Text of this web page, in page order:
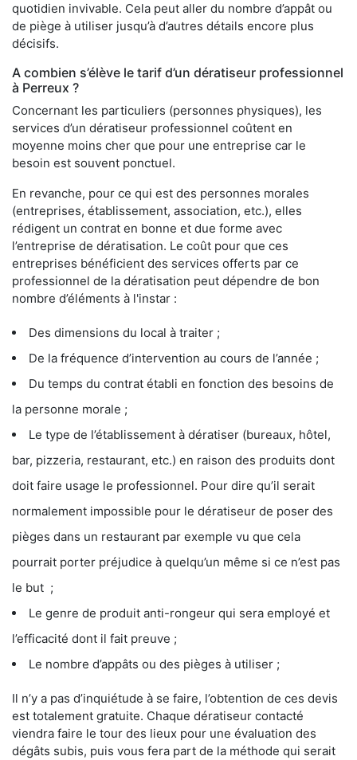
quotidien invivable. Cela peut aller du nombre d’appât ou
de piège à utiliser jusqu’à d’autres détails encore plus
décisifs.
A combien s’élève le tarif d’un dératiseur professionnel
à Perreux ?
Concernant les particuliers (personnes physiques), les
services d’un dératiseur professionnel coûtent en
moyenne moins cher que pour une entreprise car le
besoin est souvent ponctuel.
En revanche, pour ce qui est des personnes morales
(entreprises, établissement, association, etc.), elles
rédigent un contrat en bonne et due forme avec
l’entreprise de dératisation. Le coût pour que ces
entreprises bénéficient des services offerts par ce
professionnel de la dératisation peut dépendre de bon
nombre d’éléments à l'instar :
Des dimensions du local à traiter ;
De la fréquence d’intervention au cours de l’année ;
Du temps du contrat établi en fonction des besoins de
la personne morale ;
Le type de l’établissement à dératiser (bureaux, hôtel,
bar, pizzeria, restaurant, etc.) en raison des produits dont
doit faire usage le professionnel. Pour dire qu’il serait
normalement impossible pour le dératiseur de poser des
pièges dans un restaurant par exemple vu que cela
pourrait porter préjudice à quelqu’un même si ce n’est pas
le but ;
Le genre de produit anti-rongeur qui sera employé et
l’efficacité dont il fait preuve ;
Le nombre d’appâts ou des pièges à utiliser ;
Il n’y a pas d’inquiétude à se faire, l’obtention de ces devis
est totalement gratuite. Chaque dératiseur contacté
viendra faire le tour des lieux pour une évaluation des
dégâts subis, puis vous fera part de la méthode qui serait